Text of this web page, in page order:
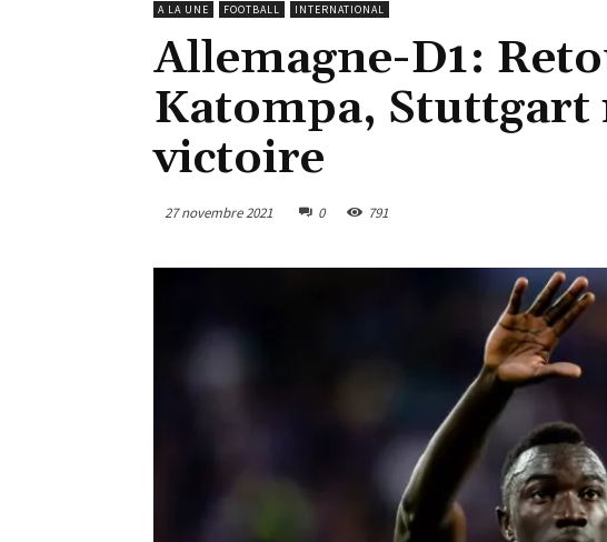
A LA UNE FOOTBALL INTERNATIONAL
Allemagne-D1:
Katompa, Stuttgart
victoire
27 novembre 2021 0 791